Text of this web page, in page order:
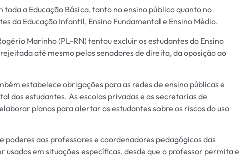
a Educação Básica, tanto no ensino público quanto no
da Educação Infantil, Ensino Fundamental e Ensino Médio.
Marinho (PL-RN) tentou excluir os estudantes do Ensino
até mesmo pelos senadores de direita, da oposição ao
estabelece obrigações para as redes de ensino públicas e
dos estudantes. As escolas privadas e as secretarias de
planos para alertar os estudantes sobre os riscos do uso
aos professores e coordenadores pedagógicos das
usados em situações específicas, desde que o professor permita e